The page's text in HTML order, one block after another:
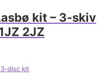
kit – 3-skiv
2JZ
disc kit